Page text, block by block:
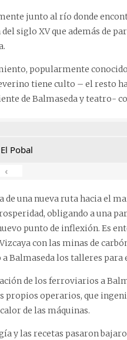
junto al río donde
siglo XV que además de
popularmente
tiene culto – el resto
de Balmaseda y teatro-
Pobal
‹
de una nueva ruta hacia el
obligando a una
punto de inflexión. Es
con las minas de
a Balmaseda los talleres
de los ferroviarios a
propios operarios, que
de las máquinas.
y las recetas pasaron